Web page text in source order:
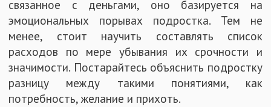
связанное с деньгами, оно базируется на
эмоциональных порывах подростка. Тем не
менее, стоит научить составлять список
расходов по мере убывания их срочности и
значимости. Постарайтесь объяснить подростку
разницу между такими понятиями, как
потребность, желание и прихоть.